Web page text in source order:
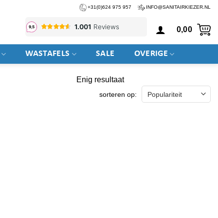
+31(0)624 975 957 INFO@SANITAIRKIEZER.NL
0,00
WASTAFELS SALE OVERIGE
Enig resultaat